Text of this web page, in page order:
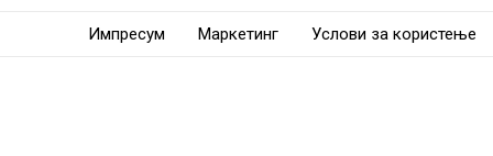
Импресум Маркетинг Услови за користење